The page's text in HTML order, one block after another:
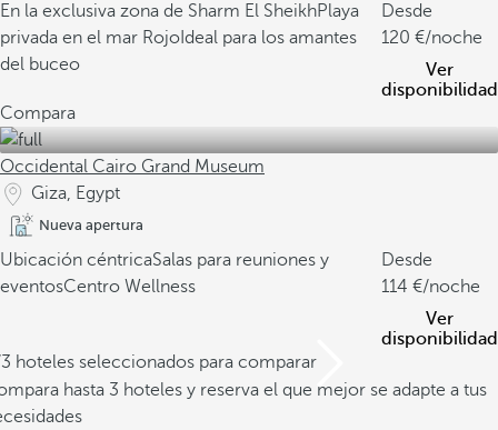
En la exclusiva zona de Sharm El SheikhPlaya
privada en el mar Rojo Ideal para los amantes
del buceo
Desde
120
/noche
Ver
disponibilidad
Compara
Occidental Cairo Grand Museum
Giza, Egypt
Nueva apertura
Ubicación céntricaSalas para reuniones y
eventosCentro Wellness
Desde
114
/noche
Ver
disponibilidad
hoteles seleccionados para comparar
hasta 3 hoteles y reserva el que mejor se adapte a tus